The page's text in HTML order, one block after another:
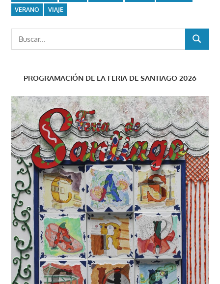
VERANO
VIAJE
BUSCAR
PROGRAMACIÓN DE LA FERIA DE SANTIAGO 2026